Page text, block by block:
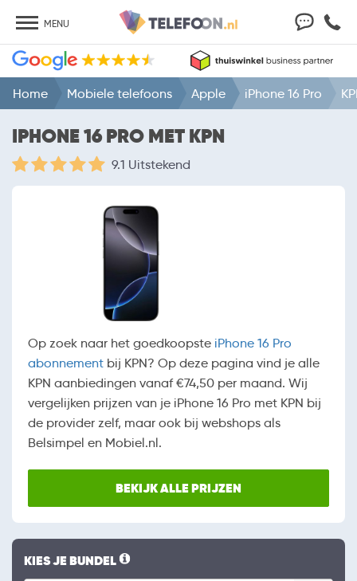
MENU
Home Mobiele telefoons Apple iPhone 16 Pro
IPHONE 16 PRO MET KPN
9.1 Uitstekend
Op zoek naar het goedkoopste iPhone 16 Pro
abonnement bij KPN? Op deze pagina vind je alle
KPN aanbiedingen vanaf €74,50 per maand. Wij
vergelijken prijzen van je iPhone 16 Pro met KPN bij
de provider zelf, maar ook bij webshops als
Belsimpel en Mobiel.nl.
BEKIJK ALLE PRIJZEN
KIES JE BUNDEL